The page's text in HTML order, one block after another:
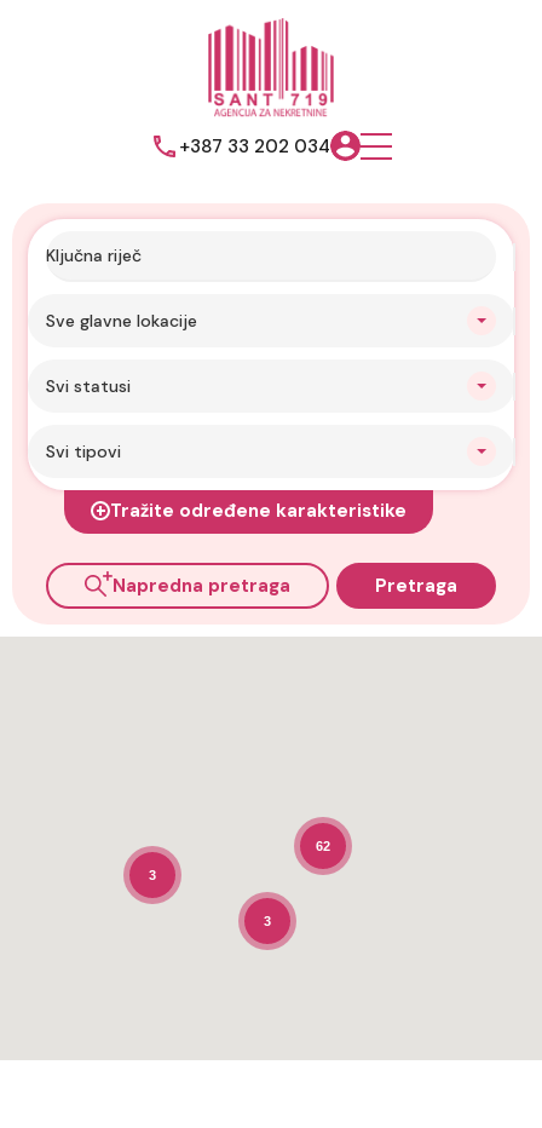
+387 33 202 034
Sve glavne lokacije
Svi statusi
Svi tipovi
Tražite određene karakteristike
Napredna pretraga Pretraga
3
62
3